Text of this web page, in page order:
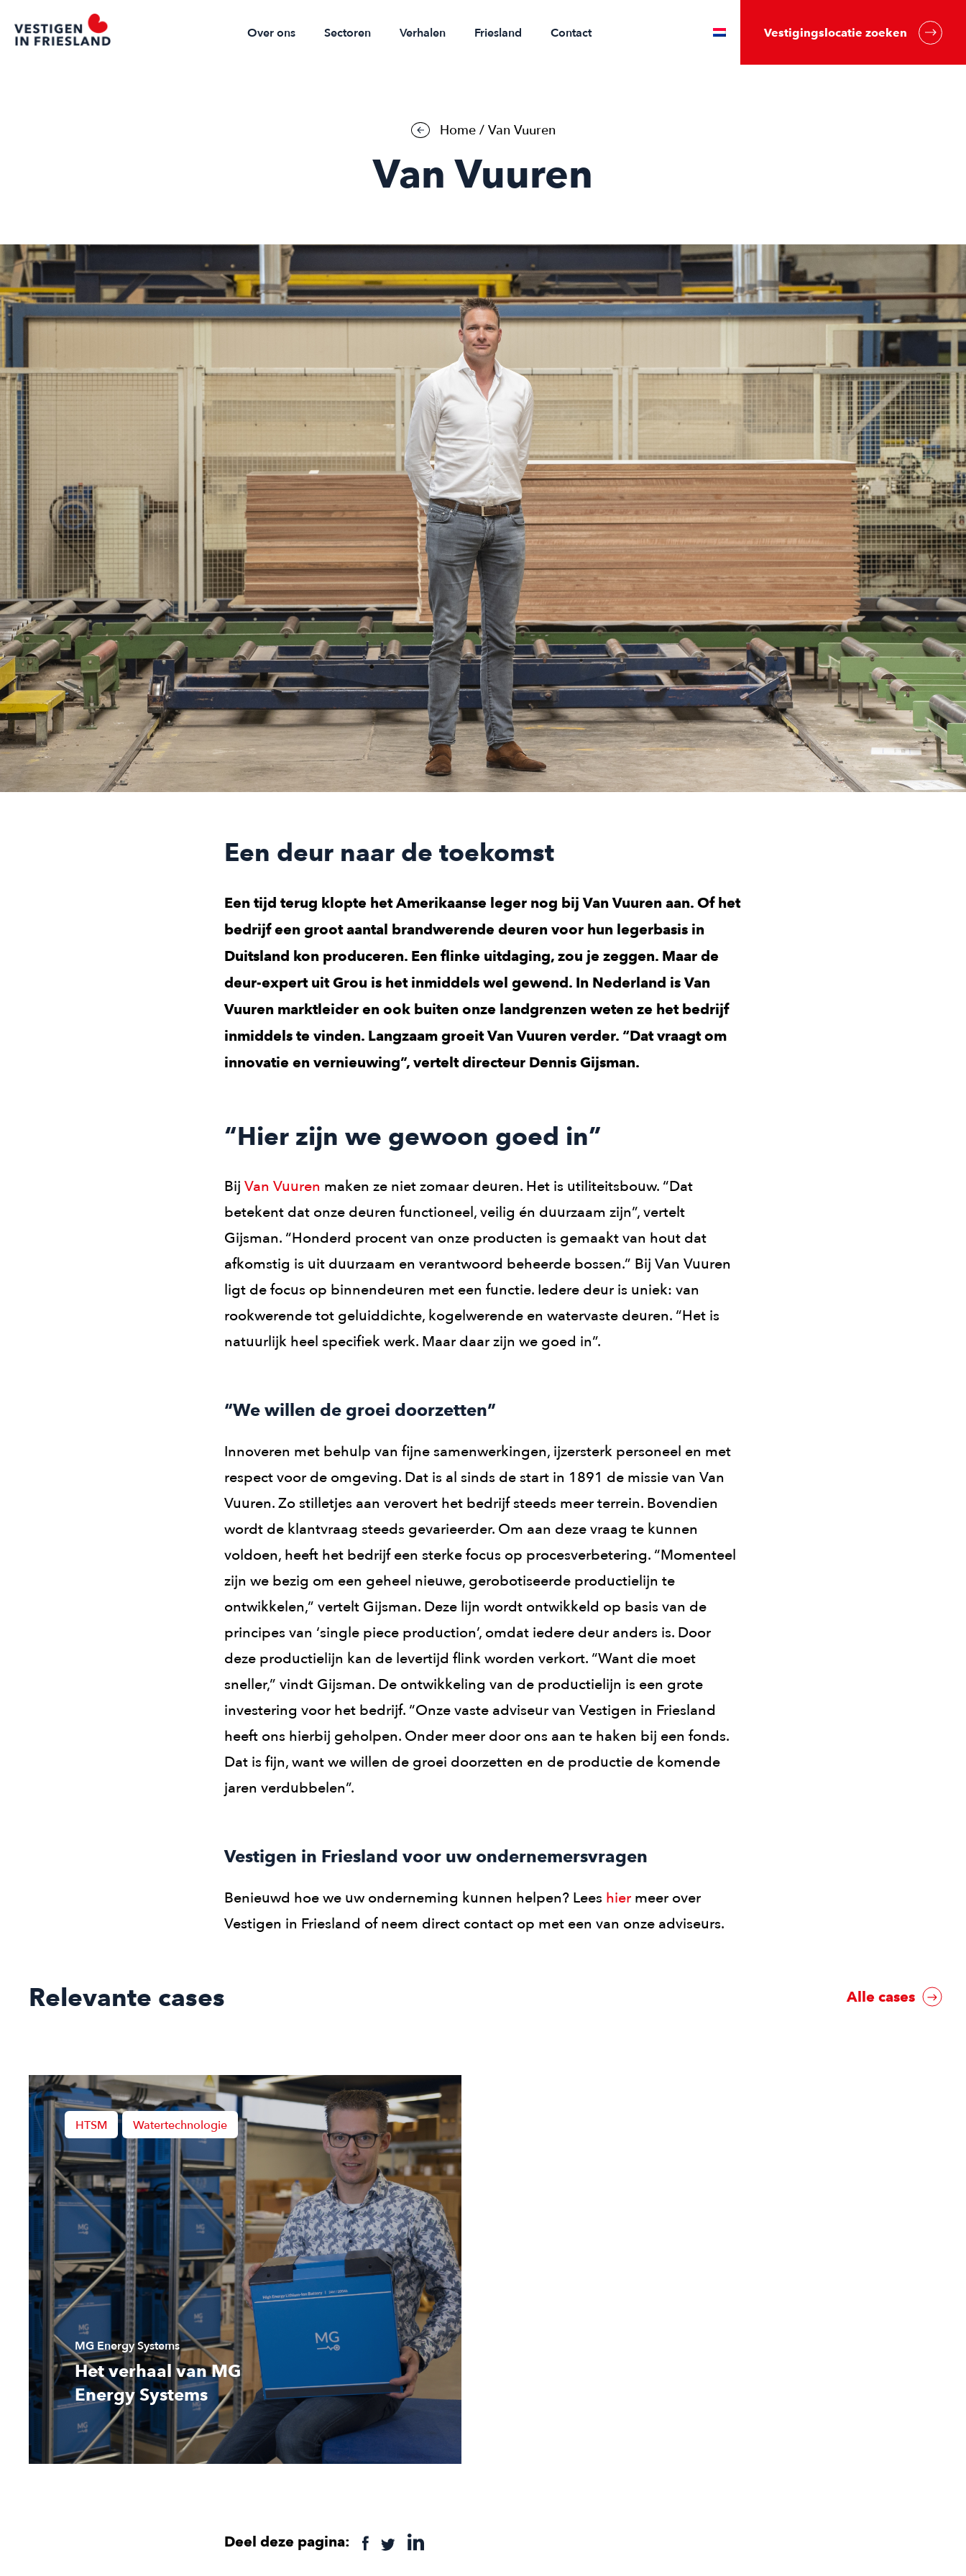
Over ons Sectoren Verhalen Friesland Contact Vestigingslocatie zoeken
Home/ Van Vuuren
Van Vuuren
Een deur naar de toekomst
Een tijd terug klopte het Amerikaanse leger nog bij Van Vuuren aan. Of het
bedrijf een groot aantal brandwerende deuren voor hun legerbasis in
Duitsland kon produceren. Een flinke uitdaging, zou je zeggen. Maar de
deur-expert uit Grou is het inmiddels wel gewend. In Nederland is Van
Vuuren marktleider en ook buiten onze landgrenzen weten ze het bedrijf
inmiddels te vinden. Langzaam groeit Van Vuuren verder. “Dat vraagt om
innovatie en vernieuwing”, vertelt directeur Dennis Gijsman.
“Hier zijn we gewoon goed in”
Bij Van Vuuren maken ze niet zomaar deuren. Het is utiliteitsbouw. “Dat
betekent dat onze deuren functioneel, veilig én duurzaam zijn”, vertelt
Gijsman. “Honderd procent van onze producten is gemaakt van hout dat
afkomstig is uit duurzaam en verantwoord beheerde bossen.” Bij Van Vuuren
ligt de focus op binnendeuren met een functie. Iedere deur is uniek: van
rookwerende tot geluiddichte, kogelwerende en watervaste deuren. “Het is
natuurlijk heel specifiek werk. Maar daar zijn we goed in”.
“We willen de groei doorzetten”
Innoveren met behulp van fijne samenwerkingen, ijzersterk personeel en met
respect voor de omgeving. Dat is al sinds de start in 1891 de missie van Van
Vuuren. Zo stilletjes aan verovert het bedrijf steeds meer terrein. Bovendien
wordt de klantvraag steeds gevarieerder. Om aan deze vraag te kunnen
voldoen, heeft het bedrijf een sterke focus op procesverbetering. “Momenteel
zijn we bezig om een geheel nieuwe, gerobotiseerde productielijn te
ontwikkelen,” vertelt Gijsman. Deze lijn wordt ontwikkeld op basis van de
principes van ‘single piece production’, omdat iedere deur anders is. Door
deze productielijn kan de levertijd flink worden verkort. “Want die moet
sneller,” vindt Gijsman. De ontwikkeling van de productielijn is een grote
investering voor het bedrijf. “Onze vaste adviseur van Vestigen in Friesland
heeft ons hierbij geholpen. Onder meer door ons aan te haken bij een fonds.
Dat is fijn, want we willen de groei doorzetten en de productie de komende
jaren verdubbelen”.
Vestigen in Friesland voor uw ondernemersvragen
Benieuwd hoe we uw onderneming kunnen helpen? Lees hier meer over
Vestigen in Friesland of neem direct contact op met een van onze adviseurs.
Relevante cases Alle cases
MG Energy Systems
Het verhaal van MG
Energy Systems
HTSM Watertechnologie
Deel deze pagina: